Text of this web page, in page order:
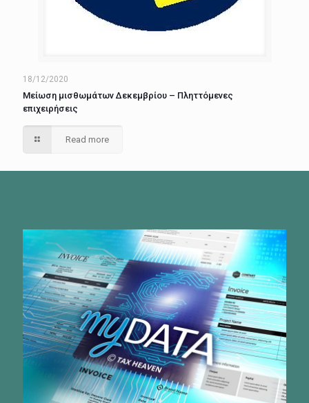
18/12/2020
Μείωση μισθωμάτων Δεκεμβρίου – Πληττόμενες
επιχειρήσεις
Read more